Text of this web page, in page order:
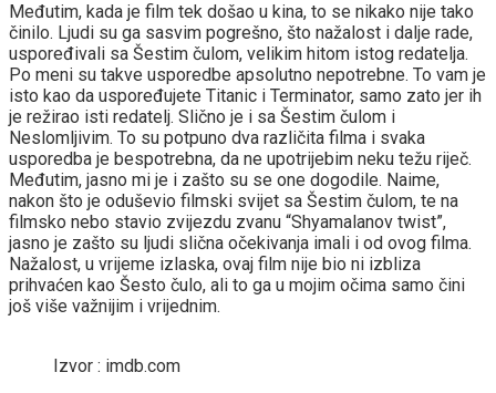
Međutim, kada je film tek došao u kina, to se nikako nije tako
činilo. Ljudi su ga sasvim pogrešno, što nažalost i dalje rade,
uspoređivali sa Šestim čulom, velikim hitom istog redatelja.
Po meni su takve usporedbe apsolutno nepotrebne. To vam je
isto kao da uspoređujete Titanic i Terminator, samo zato jer ih
je režirao isti redatelj. Slično je i sa Šestim čulom i
Neslomljivim. To su potpuno dva različita filma i svaka
usporedba je bespotrebna, da ne upotrijebim neku težu riječ.
Međutim, jasno mi je i zašto su se one dogodile. Naime,
nakon što je oduševio filmski svijet sa Šestim čulom, te na
filmsko nebo stavio zvijezdu zvanu “Shyamalanov twist”,
jasno je zašto su ljudi slična očekivanja imali i od ovog filma.
Nažalost, u vrijeme izlaska, ovaj film nije bio ni izbliza
prihvaćen kao Šesto čulo, ali to ga u mojim očima samo čini
još više važnijim i vrijednim.
Izvor : imdb.com